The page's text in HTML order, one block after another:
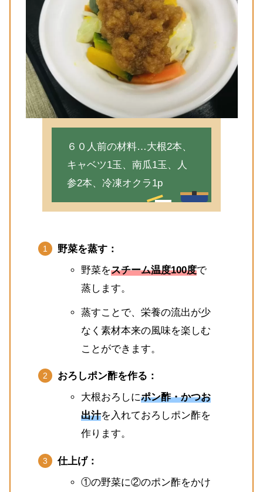
６０人前の材料…大根2本、
キャベツ1玉、南瓜1玉、人
参2本、冷凍オクラ1p
野菜を蒸す：
野菜をスチーム温度100度で
蒸します。
蒸すことで、栄養の流出が少
なく素材本来の風味を楽しむ
ことができます。
おろしポン酢を作る：
大根おろしにポン酢・かつお
出汁を入れておろしポン酢を
作ります。
仕上げ：
①の野菜に②のポン酢をかけ